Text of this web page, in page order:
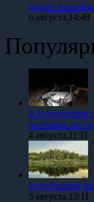
Запрет на
6 августа,14:48
В Бузулукском
питбайка
4 августа,11:11
Бузулукский
5 августа,13:11